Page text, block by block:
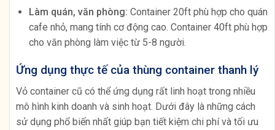
Làm quán, văn phòng: Container 20ft phù hợp cho quán
cafe nhỏ, mang tính cơ động cao. Container 40ft phù hợp
cho văn phòng làm việc từ 5-8 người.
Ứng dụng thực tế của thùng container thanh lý
Vỏ container cũ có thể ứng dụng rất linh hoạt trong nhiều
mô hình kinh doanh và sinh hoạt. Dưới đây là những cách
sử dụng phổ biến nhất giúp bạn tiết kiệm chi phí và tối ưu